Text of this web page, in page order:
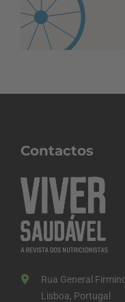
Contactos
Rua General
Lisboa, Portugal